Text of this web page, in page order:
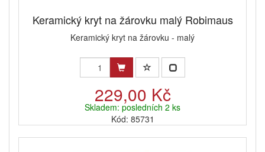
Keramický kryt na žárovku malý Robimaus
Keramický kryt na žárovku - malý
229,00 Kč
Skladem: posledních 2 ks
Kód: 85731